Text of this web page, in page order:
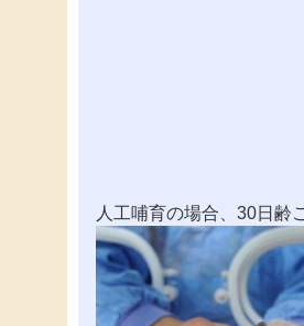
人工哺育の場合、30日齢